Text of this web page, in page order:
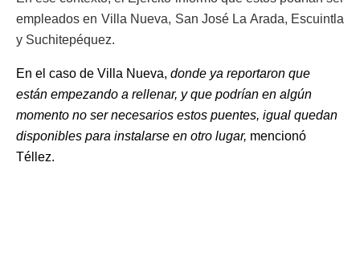
empleados en Villa Nueva, San José La Arada, Escuintla
y Suchitepéquez.
En el caso de Villa Nueva, donde ya reportaron que
están empezando a rellenar, y que podrían en algún
momento no ser necesarios estos puentes, igual quedan
disponibles para instalarse en otro lugar, mencionó
Téllez.